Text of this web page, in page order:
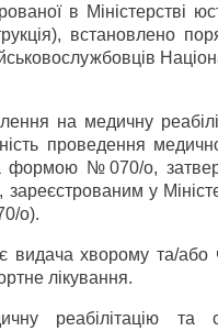
в Міністерстві
встановлено
на медичну
проведення
формою №070/о,
у
о).
видача хворому та/або
лікування.
реабілітацію та